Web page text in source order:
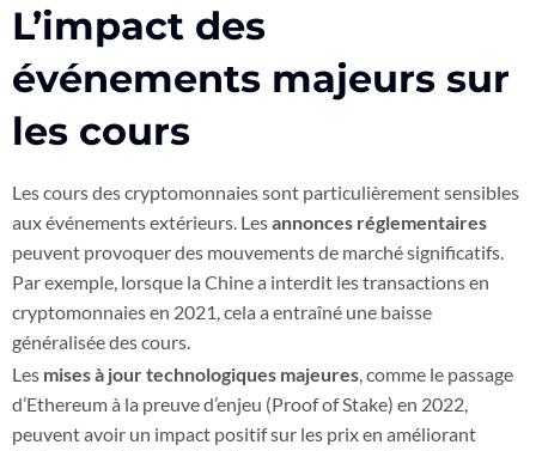
L’impact des
événements majeurs sur
les cours
Les cours des cryptomonnaies sont particulièrement sensibles
aux événements extérieurs. Lesannonces réglementaires
peuvent provoquer des mouvements de marché significatifs.
Par exemple, lorsque la Chine a interdit les transactions en
cryptomonnaies en 2021, cela a entraîné une baisse
généralisée des cours.
Les mises à jour technologiques majeures, comme le passage
d’Ethereum à la preuve d’enjeu (Proof of Stake) en 2022,
peuvent avoir un impact positif sur les prix en améliorant